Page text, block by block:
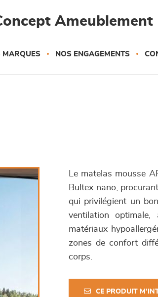
Ameublement
MARQUES NOS ENGAGEMENTS
Le matelas mousse
Bultex nano,
qui privilégient un
ventilation
matériaux
zones de confort
corps.
CE PRODUIT